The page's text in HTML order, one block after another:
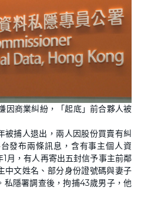
因商業糾紛，「起底」前合夥人被
被捕人退出，兩人因股份買賣有糾
發布兩條訊息，含有事主個人資
月，有人再寄出五封信予事主前鄰
中文姓名、部分身份證號碼與妻子
私隱署調查後，拘捕43歲男子，他